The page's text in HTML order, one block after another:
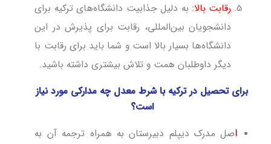
رقابت بالا: به دلیل جذابیت دانشگاه‌های ترکیه برای
دانشجویان بین‌المللی، رقابت برای پذیرش در این
دانشگاه‌ها بسیار بالا است و شما باید برای رقابت با
دیگر داوطلبان همت و تلاش بیشتری داشته باشید.
برای تحصیل در ترکیه با شرط معدل چه مدارکی مورد نیاز
است؟
اصل مدرک دیپلم دبیرستان به همراه ترجمه آن به